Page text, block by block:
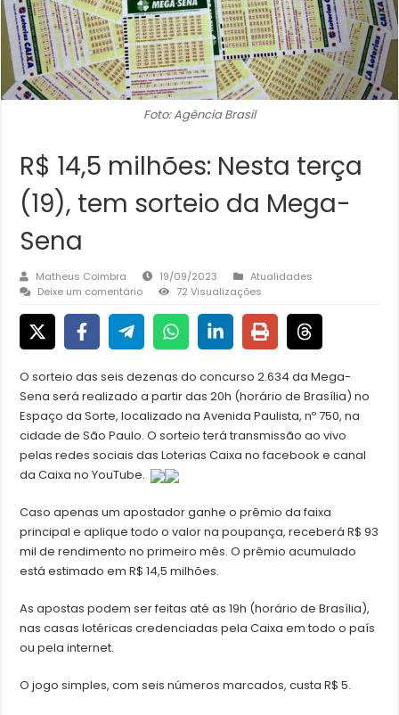
Foto: Agência Brasil
R$ 14,5 milhões: Nesta terça
(19), tem sorteio da Mega-
Sena
Matheus Coimbra 19/09/2023
Atualidades
Deixe um comentário
72 Visualizações
O sorteio das seis dezenas do concurso 2.634 da Mega-
Sena será realizado a partir das 20h (horário de Brasília) no
Espaço da Sorte, localizado na Avenida Paulista, nº 750, na
cidade de São Paulo. O sorteio terá transmissão ao vivo
pelas redes sociais das Loterias Caixa no facebook e canal
da Caixa no YouTube.
Caso apenas um apostador ganhe o prêmio da faixa
principal e aplique todo o valor na poupança, receberá R$ 93
mil de rendimento no primeiro mês. O prêmio acumulado
está estimado em R$ 14,5 milhões.
As apostas podem ser feitas até as 19h (horário de Brasília),
nas casas lotéricas credenciadas pela Caixa em todo o país
ou pela internet.
O jogo simples, com seis números marcados, custa R$ 5.